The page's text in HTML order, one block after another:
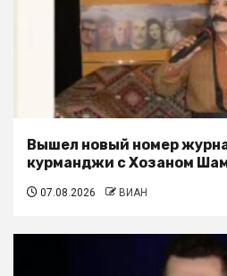
Вышел новый номер
курманджи с Хозаном
07.08.2026 ВИАН